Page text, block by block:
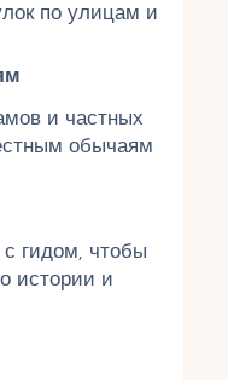
по улицам и
и частных
обычаям
с гидом, чтобы
истории и